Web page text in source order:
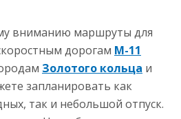
вниманию маршруты для
дорогам М-11
Золотого кольца и
запланировать как
так и небольшой отпуск.